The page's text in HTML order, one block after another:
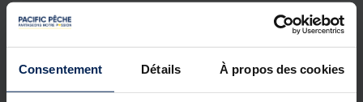
Consentement Détails À propos des cookies
Description & détails